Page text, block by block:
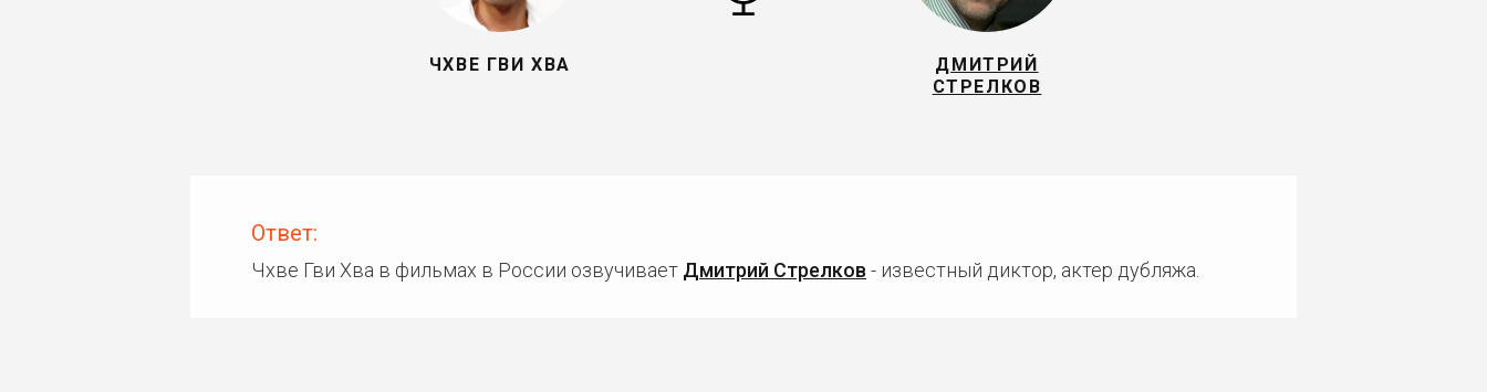
ЧХВЕ ГВИ ХВА
ДМИТРИЙ
СТРЕЛКОВ
Ответ:
Чхве Гви Хва в фильмах в России озвучивает Дмитрий Стрелков - известный диктор, актер дубляжа.